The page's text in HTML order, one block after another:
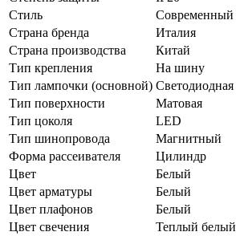
Стиль
Современный
Страна бренда
Италия
Страна производства
Китай
Тип крепления
На шину
Тип лампочки (основной) Светодиодная
Тип поверхности
Матовая
Тип цоколя
LED
Тип шинопровода
Магнитный
Форма рассеивателя
Цилиндр
Цвет
Белый
Цвет арматуры
Белый
Цвет плафонов
Белый
Цвет свечения
Теплый белый